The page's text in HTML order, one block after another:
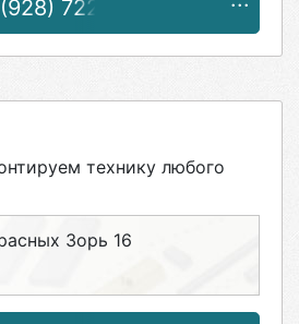
722-95-07
технику любого
Зорь 16